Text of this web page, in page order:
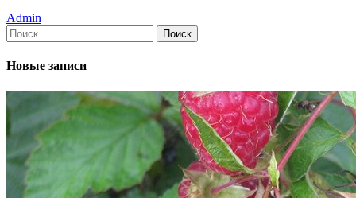
Admin
Найти:
Новые записи